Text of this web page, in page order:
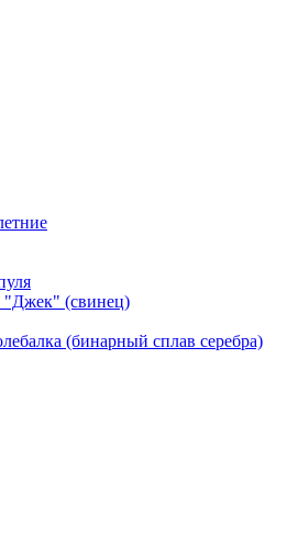
"Джек" (свинец)
(бинарный сплав серебра)